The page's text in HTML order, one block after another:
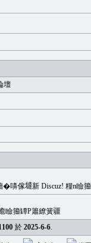
壇
�嚊傢𡐿新 Discuz! 糧n
瞼籀罈P簫繚簧疆
於 2025-6-6.